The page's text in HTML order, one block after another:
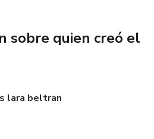
sobre quien creó el
lara beltran